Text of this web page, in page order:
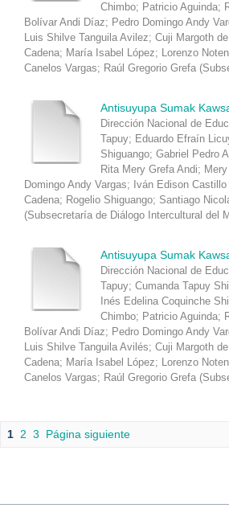
Chimbo; Patricio Aguinda;
Bolívar Andi Díaz; Pedro Domingo Andy
Luis Shilve Tanguila Avilez; Cuji Margoth
Cadena; María Isabel López; Lorenzo
Canelos Vargas; Raúl Gregorio Grefa (
Antisuyupa Sumak
Dirección Nacional de
Tapuy; Eduardo Efraín
Shiguango; Gabriel Pedro
Rita Mery Grefa Andi;
Domingo Andy Vargas; Iván Edison
Cadena; Rogelio Shiguango; Santiago
(Subsecretaría de Diálogo Intercultural del
Antisuyupa Sumak
Dirección Nacional de
Tapuy; Cumanda Tapuy
Inés Edelina Coquinche
Chimbo; Patricio Aguinda;
Bolívar Andi Díaz; Pedro Domingo Andy
Luis Shilve Tanguila Avilés; Cuji Margoth
Cadena; María Isabel López; Lorenzo
Canelos Vargas; Raúl Gregorio Grefa (
1 2 3 Página siguiente